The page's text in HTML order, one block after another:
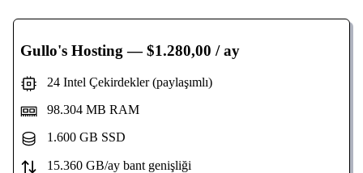
Gullo's Hosting — $1.280,00 / ay
24 Intel Çekirdekler (paylaşımlı)
98.304 MB RAM
1.600 GB SSD
15.360 GB/ay bant genişliği